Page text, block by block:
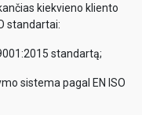
kiekvieno kliento
standartai:
standartą;
sistema pagal EN ISO